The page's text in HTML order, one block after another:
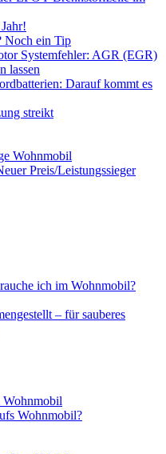
Noch ein Tip
Systemfehler: AGR (EGR)
lassen
Darauf kommt es
streikt
Wohnmobil
Preis/Leistungssieger
ich im Wohnmobil?
– für sauberes
Wohnmobil
Wohnmobil?